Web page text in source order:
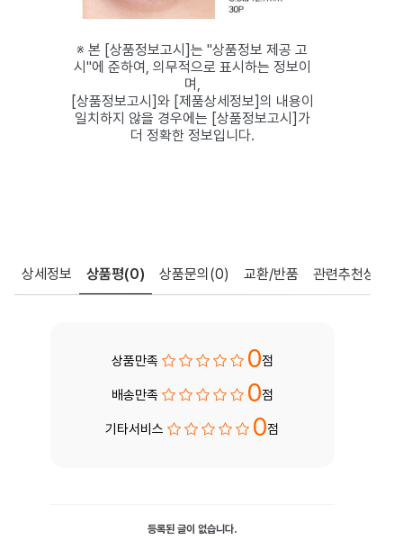
※ 본 [상품정보고시]는 "상품정보 제공 고
시"에 준하여, 의무적으로 표시하는 정보이
며,
[상품정보고시]와 [제품상세정보]의 내용이
일치하지 않을 경우에는 [상품정보고시]가
더 정확한 정보입니다.
상세정보 상품평(0) 상품문의 (0) 교환/반품 관련추천상품
상품만족 0점
배송만족 0점
기타서비스 0점
등록된 글이 없습니다.